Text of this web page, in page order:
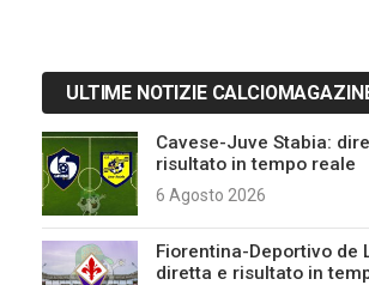
ULTIME NOTIZIE
Cavese-Juve Stabia:
risultato in tempo reale
6 Agosto 2026
Fiorentina-Deportivo de
diretta e risultato in